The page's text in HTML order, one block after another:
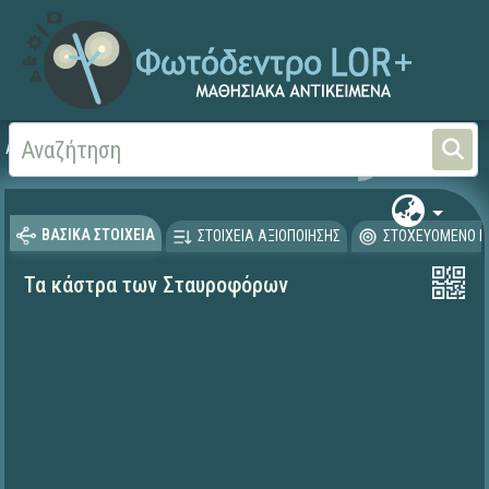
Αρχική ΕΡΓΑ ΙΤΥΕ 1996-2008
ΒΑΣΙΚΑ ΣΤΟΙΧΕΙΑ ΣΤΟΙΧΕΙΑ ΑΞΙΟΠΟΙΗΣΗΣ ΣΤΟΧΕΥΟΜΕΝΟ
Τα κάστρα των Σταυροφόρων